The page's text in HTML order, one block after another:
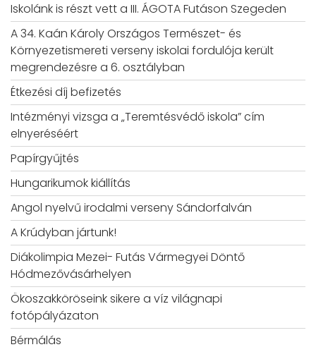
Iskolánk is részt vett a III. ÁGOTA Futáson Szegeden
A 34. Kaán Károly Országos Természet- és
Környezetismereti verseny iskolai fordulója került
megrendezésre a 6. osztályban
Étkezési díj befizetés
Intézményi vizsga a „Teremtésvédő iskola” cím
elnyeréséért
Papírgyűjtés
Hungarikumok kiállítás
Angol nyelvű irodalmi verseny Sándorfalván
A Krúdyban jártunk!
Diákolimpia Mezei- Futás Vármegyei Döntő
Hódmezővásárhelyen
Ökoszakköröseink sikere a víz világnapi
fotópályázaton
Bérmálás